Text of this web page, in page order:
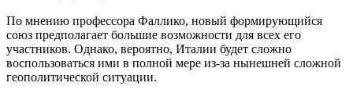
По мнению профессора Фаллико, новый формирующийся
союз предполагает большие возможности для всех его
участников. Однако, вероятно, Италии будет сложно
воспользоваться ими в полной мере из-за нынешней сложной
геополитической ситуации.